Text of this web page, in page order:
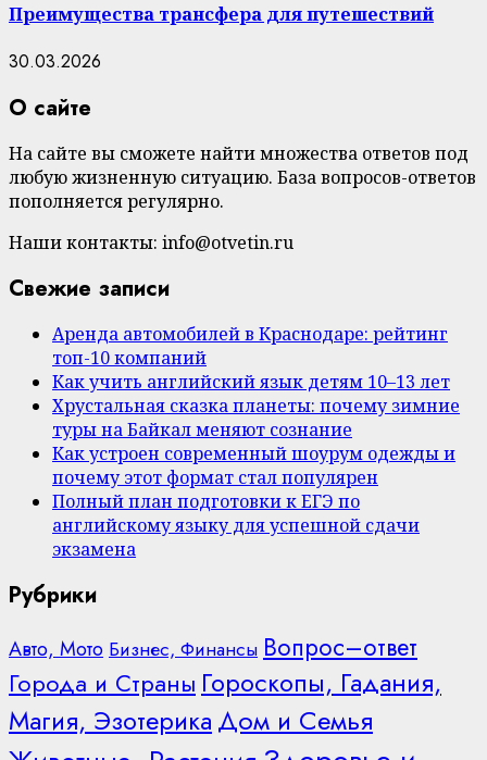
Преимущества трансфера для путешествий
30.03.2026
О сайте
На сайте вы сможете найти множества ответов под
любую жизненную ситуацию. База вопросов-ответов
пополняется регулярно.
Наши контакты: info@otvetin.ru
Свежие записи
Аренда автомобилей в Краснодаре: рейтинг
топ-10 компаний
Как учить английский язык детям 10–13 лет
Хрустальная сказка планеты: почему зимние
туры на Байкал меняют сознание
Как устроен современный шоурум одежды и
почему этот формат стал популярен
Полный план подготовки к ЕГЭ по
английскому языку для успешной сдачи
экзамена
Рубрики
Авто, Мото Бизнес, Финансы Вопрос–ответ
Города и Страны Гороскопы, Гадания,
Магия, Эзотерика Дом и Семья